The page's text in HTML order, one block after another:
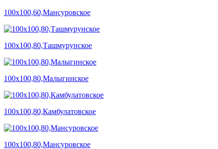
100х100,60,Мансуровское
100х100,80,Ташмурунское
100х100,80,Малыгинское
100х100,80,Камбулатовское
100х100,80,Мансуровское